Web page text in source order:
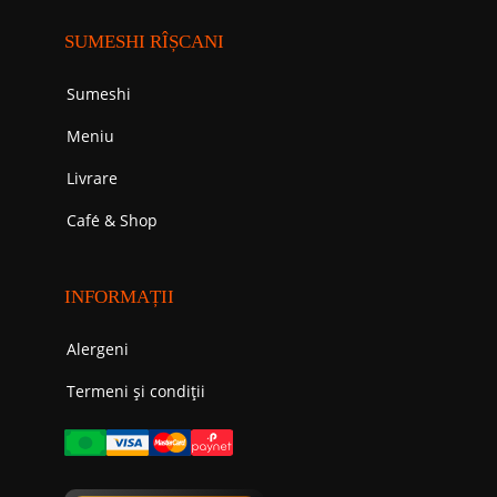
SUMESHI RÎȘCANI
Sumeshi
Meniu
Livrare
Cafе́ & Shop
INFORMAȚII
Alergeni
Termeni și condiții